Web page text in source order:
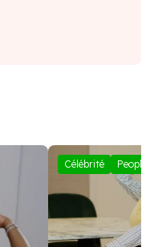
Célébrité People